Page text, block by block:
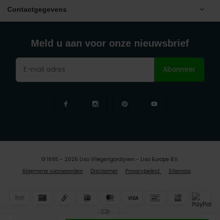
Contactgegevens
Meld u aan voor onze nieuwsbrief
Abonneer
Algemene voorwaarden Disclaimer Privacybeleid Sitemap
© 1995 - 2026 Liso Vliegengordijnen - Liso Europe B.V.